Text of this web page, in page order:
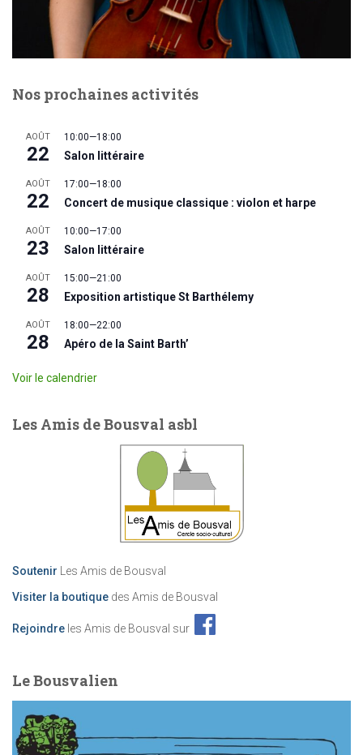
Nos prochaines activités
AOÛT
22
10:00—18:00
Salon littéraire
AOÛT
22
17:00—18:00
Concert de musique classique : violon et harpe
AOÛT
23
10:00—17:00
Salon littéraire
AOÛT
28
15:00—21:00
Exposition artistique St Barthélemy
AOÛT
28
18:00—22:00
Apéro de la Saint Barth’
Voir le calendrier
Les Amis de Bousval asbl
Soutenir Les Amis de Bousval
Visiter la boutique des Amis de Bousval
Rejoindre les Amis de Bousval sur
Le Bousvalien